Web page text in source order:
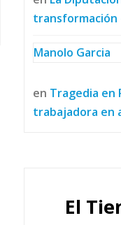
transformación
Manolo Garcia
en Tragedia en
trabajadora en
El